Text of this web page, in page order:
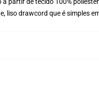
liso drawcord que é simples